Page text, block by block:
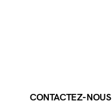
CONTACTEZ-NOUS